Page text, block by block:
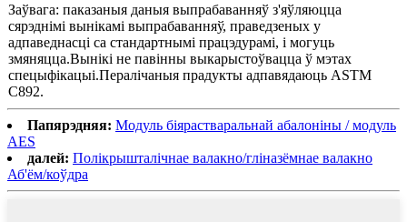
Заўвага: паказаныя даныя выпрабаванняў з'яўляюцца
сярэднімі вынікамі выпрабаванняў, праведзеных у
адпаведнасці са стандартнымі працэдурамі, і могуць
змяняцца.Вынікі не павінны выкарыстоўвацца ў мэтах
спецыфікацыі.Пералічаныя прадукты адпавядаюць ASTM
C892.
Папярэдняя: Модуль біярастваральнай абалоніны / модуль
AES
далей: Полікрышталічнае валакно/гліназёмнае валакно
Аб'ём/коўдра